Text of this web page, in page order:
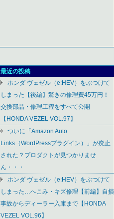
最近の投稿
ホンダ ヴェゼル（e:HEV）をぶつけて
しまった【後編】驚きの修理費45万円！
交換部品・修理工程をすべて公開
【HONDA VEZEL VOL.97】
ついに「Amazon Auto
Links（WordPressプラグイン）」が廃止
された？プロダクトが見つかりませ
ん・・・
ホンダ ヴェゼル（e:HEV）をぶつけて
しまった…へこみ・キズ修理【前編】自損
事故からディーラー入庫まで【HONDA
VEZEL VOL.96】